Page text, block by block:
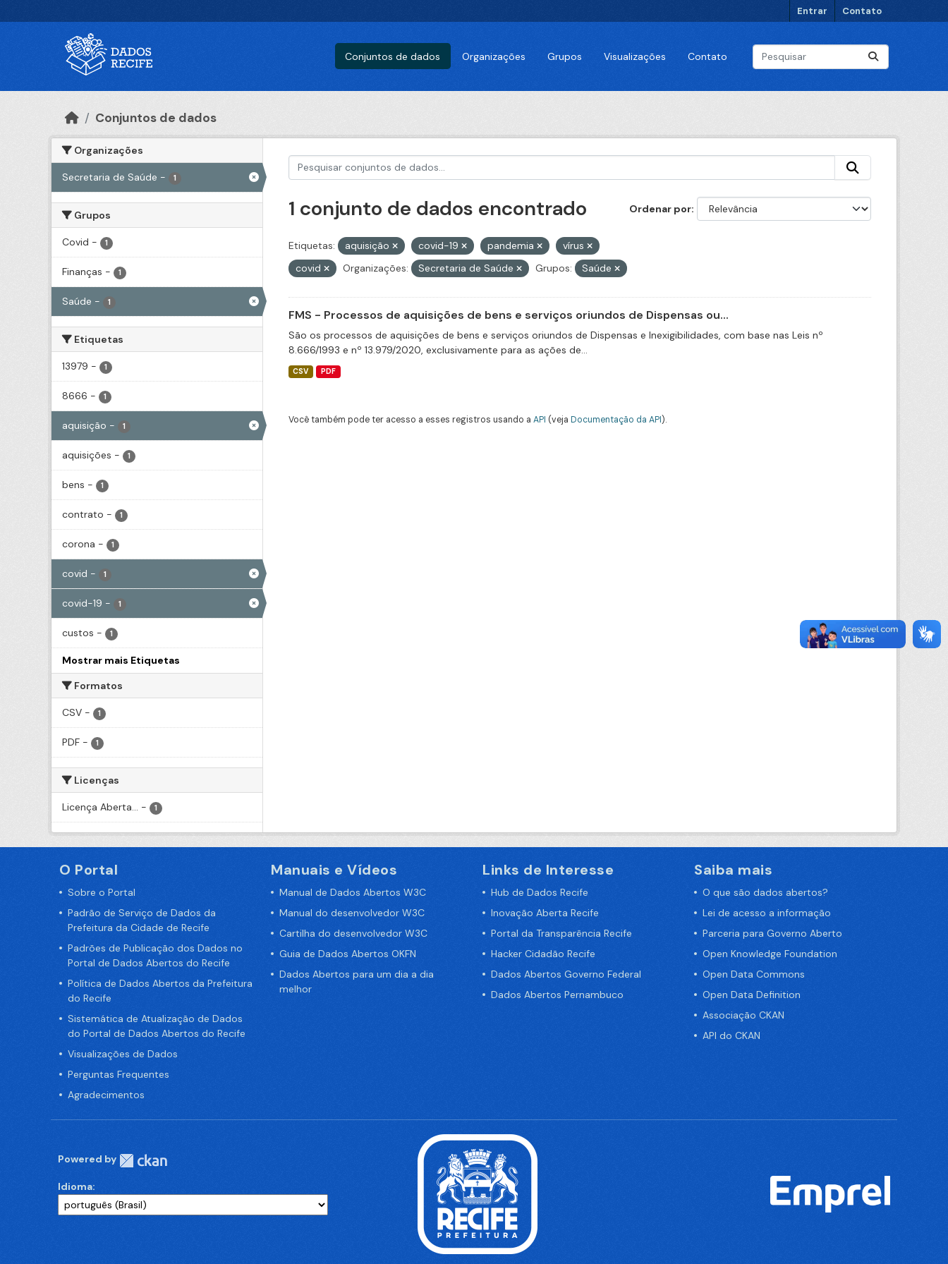
Entrar Contato
Conjuntos de dados Organizações Grupos Visualizações Contato
Conjuntos de dados
Organizações
Secretaria de Saúde - 1
Grupos
Covid - 1
Finanças - 1
Saúde - 1
Etiquetas
13979 - 1
8666 - 1
aquisição - 1
aquisições - 1
bens - 1
contrato - 1
corona - 1
covid - 1
covid-19 - 1
custos - 1
Mostrar mais Etiquetas
Formatos
CSV - 1
PDF - 1
Licenças
Licença Aberta... - 1
Ordenar por
1 conjunto de dados encontrado
Etiquetas: aquisição covid-19 pandemia
vírus
covid
Organizações: Secretaria de Saúde Grupos: Saúde
FMS - Processos de aquisições de bens e serviços oriundos de Dispensas ou...
São os processos de aquisições de bens e serviços oriundos de Dispensas e Inexigibilidades, com base nas Leis nº
8.666/1993 e nº 13.979/2020, exclusivamente para as ações de...
CSV PDF
Você também pode ter acesso a esses registros usando a API (veja Documentação da API).
O Portal
Sobre o Portal
Padrão de Serviço de Dados da
Prefeitura da Cidade de Recife
Padrões de Publicação dos Dados no
Portal de Dados Abertos do Recife
Política de Dados Abertos da Prefeitura
do Recife
Sistemática de Atualização de Dados
do Portal de Dados Abertos do Recife
Visualizações de Dados
Perguntas Frequentes
Agradecimentos
Manuais e Vídeos
Manual de Dados Abertos W3C
Manual do desenvolvedor W3C
Cartilha do desenvolvedor W3C
Guia de Dados Abertos OKFN
Dados Abertos para um dia a dia
melhor
Links de Interesse
Hub de Dados Recife
Inovação Aberta Recife
Portal da Transparência Recife
Hacker Cidadão Recife
Dados Abertos Governo Federal
Dados Abertos Pernambuco
Saiba mais
O que são dados abertos?
Lei de acesso a informação
Parceria para Governo Aberto
Open Knowledge Foundation
Open Data Commons
Open Data Definition
Associação CKAN
API do CKAN
Powered by
Idioma